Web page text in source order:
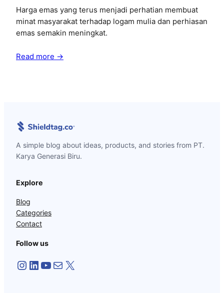
Harga emas yang terus menjadi perhatian membuat
minat masyarakat terhadap logam mulia dan perhiasan
emas semakin meningkat.
Read more →
A simple blog about ideas, products, and stories from PT.
Karya Generasi Biru.
Explore
Blog
Categories
Contact
Follow us
Instagram LinkedIn YouTube Mail X